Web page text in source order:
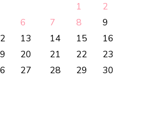
1
2
6 7 8
9
13 14 15
16
20 21 22
23
27 28 29
30